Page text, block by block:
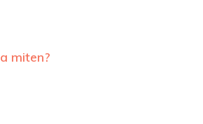
miten?